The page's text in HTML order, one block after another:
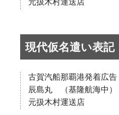
現代仮名遣い表記
古賀汽船那覇港発着広告
辰島丸 （基隆航海中）
元扱木村運送店